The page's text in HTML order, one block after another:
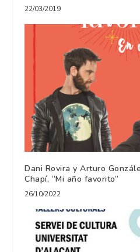
22/03/2019
Dani Rovira y Arturo
Chapí, “Mi año favorito”
26/10/2022